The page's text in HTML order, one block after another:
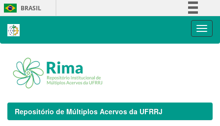
Skip
navigation
BRASIL
Repositório de Múltiplos Acervos da UFRRJ